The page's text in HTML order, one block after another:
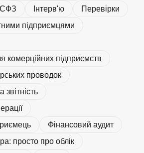
Інтерв'ю
Перевірки
підприємцями
комерційних підприємств
проводок
звiтнiсть
Фінансовий аудит
просто про облік